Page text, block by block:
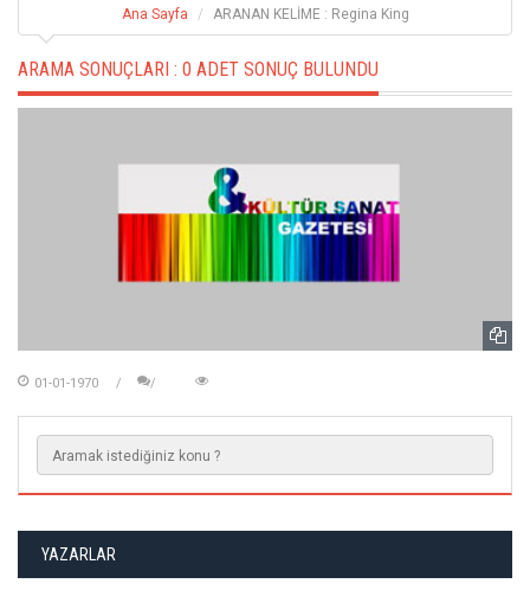
Ana Sayfa ARANAN KELİME : Regina King
ARAMA SONUÇLARI : 0 ADET SONUÇ BULUNDU
01-01-1970
YAZARLAR